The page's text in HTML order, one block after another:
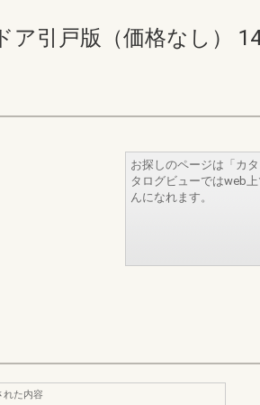
引戸版（価格なし）
お探しのページは「カ
タログビューではweb
んになれます。
れた内容